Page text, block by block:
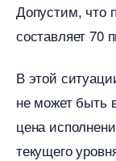
Допустим, что
составляет 70
этой
не может быть
цена
текущего